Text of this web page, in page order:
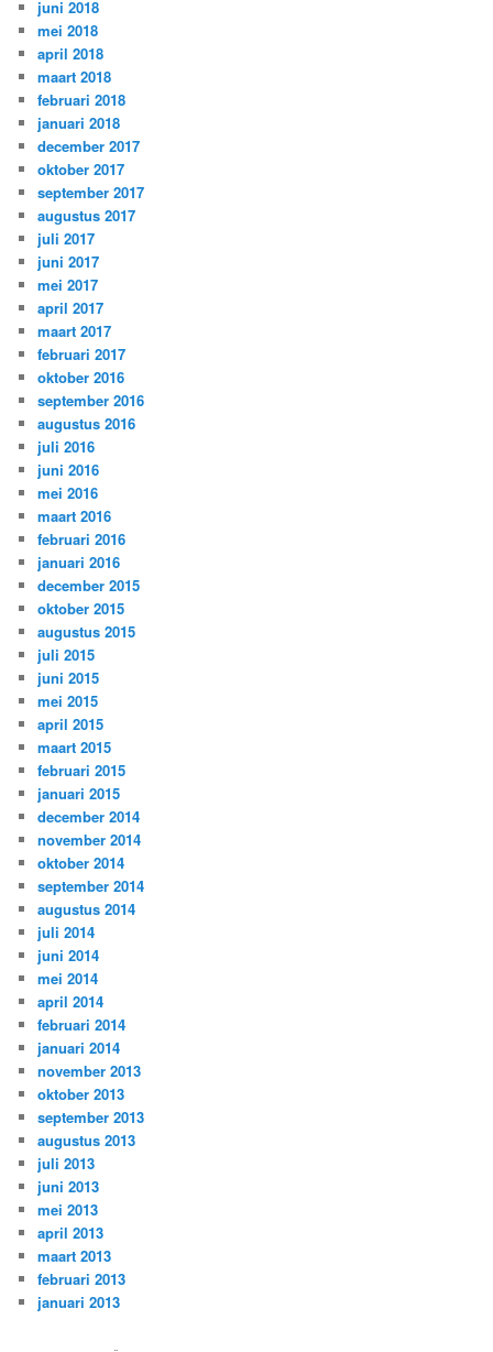
juni 2018
mei 2018
april 2018
maart 2018
februari 2018
januari 2018
december 2017
oktober 2017
september 2017
augustus 2017
juli 2017
juni 2017
mei 2017
april 2017
maart 2017
februari 2017
oktober 2016
september 2016
augustus 2016
juli 2016
juni 2016
mei 2016
maart 2016
februari 2016
januari 2016
december 2015
oktober 2015
augustus 2015
juli 2015
juni 2015
mei 2015
april 2015
maart 2015
februari 2015
januari 2015
december 2014
november 2014
oktober 2014
september 2014
augustus 2014
juli 2014
juni 2014
mei 2014
april 2014
februari 2014
januari 2014
november 2013
oktober 2013
september 2013
augustus 2013
juli 2013
juni 2013
mei 2013
april 2013
maart 2013
februari 2013
januari 2013